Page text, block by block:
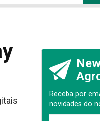
Receba por
novidades do